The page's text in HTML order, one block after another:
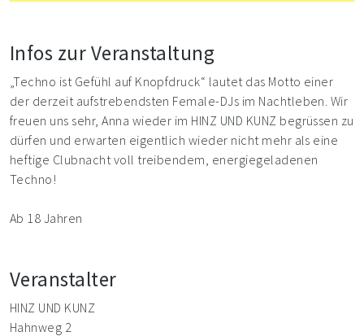
Infos zur Veranstaltung
„Techno ist Gefühl auf Knopfdruck“ lautet das Motto einer
der derzeit aufstrebendsten Female-DJs im Nachtleben. Wir
freuen uns sehr, Anna wieder im HINZ UND KUNZ begrüssen zu
dürfen und erwarten eigentlich wieder nicht mehr als eine
heftige Clubnacht voll treibendem, energiegeladenen
Techno!
Ab 18 Jahren
Veranstalter
HINZ UND KUNZ
Hahnweg 2